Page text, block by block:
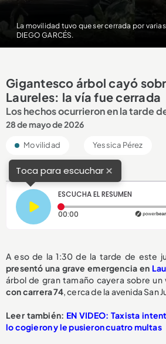
La movilidad tuvo que ser cerrada por
DIEGO GARCÉS.
Gigantesco árbol cayó
Laureles: la vía fue cerrada
Los hechos ocurrieron en la tarde
28 de mayo de 2026
Movilidad Yessica Pérez
Toca para escuchar×
ESCUCHA EL RESUMEN
00:00 Tiempo transcurrido: 0
A eso de la 1:30 de la tarde de este
presentó una grave emergencia en
árbol de gran tamaño cayera sobre un
con carrera 74, cerca de la avenida San
Leer también: EN VIDEO: Taxista
lo cogieron y le pusieron cuatro multas